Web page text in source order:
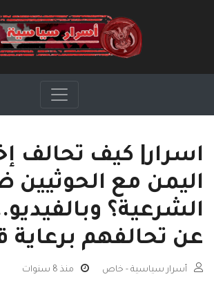
اسرار| كيف تحالف
اليمن مع الحوثيين
الشرعية؟
عن تحالفهم برعاية
أسرار سياسية - خاص منذ 8 سنوات